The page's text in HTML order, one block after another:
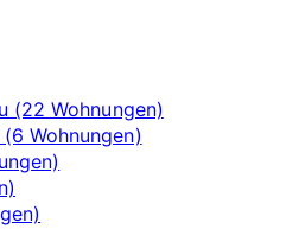
(22 Wohnungen)
Wohnungen)